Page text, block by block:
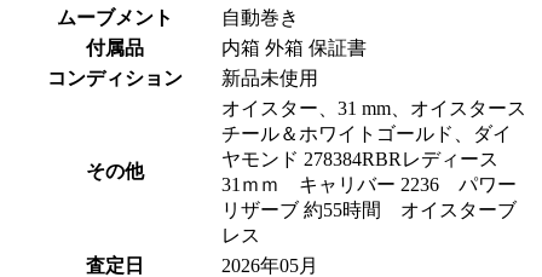
ムーブメント
自動巻き
付属品
内箱 外箱 保証書
コンディション
新品未使用
その他
オイスター、31 mm、オイスタース
チール＆ホワイトゴールド、ダイ
ヤモンド 278384RBRレディース
31ｍｍ キャリバー 2236 パワー
リザーブ 約55時間 オイスターブ
レス
査定日
2026年05月